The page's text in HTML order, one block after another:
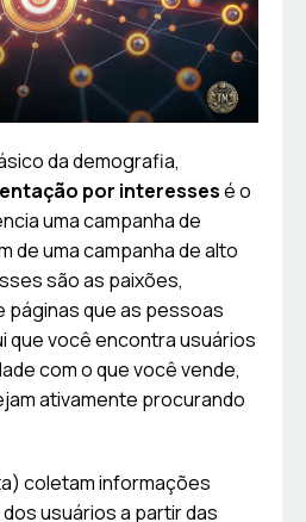
da demografia,
por interessesé o
uma campanha de
de uma campanha de alto
são as paixões,
páginas que as pessoas
que você encontra usuários
com o que você vende,
ativamente procurando
coletam informações
usuários a partir das